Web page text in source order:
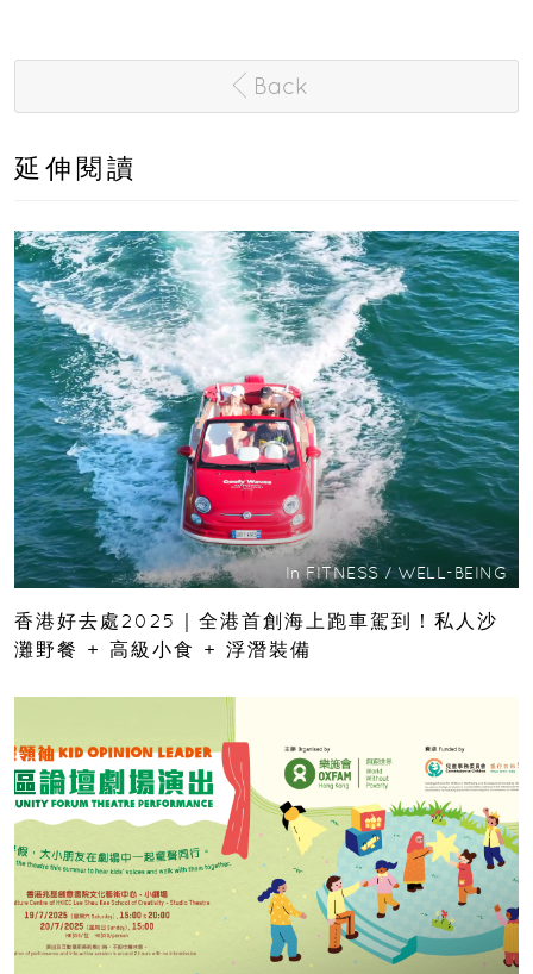
Back
延伸閱讀
In FITNESS/WELL-BEING
香港好去處2025｜全港首創海上跑車駕到！私人沙
灘野餐 + 高級小食 + 浮潛裝備